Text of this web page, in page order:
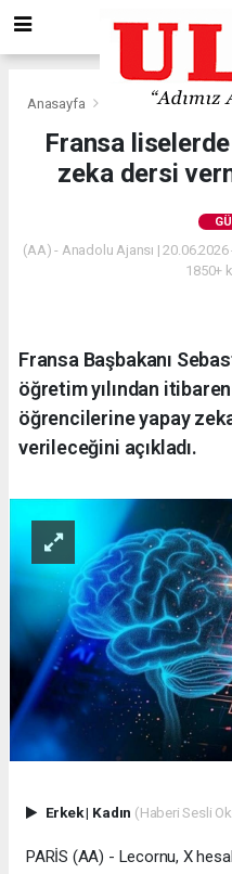
Anasayfa Gündem
Fransa
zeka dersi
(AA) - Anadolu Ajansı |
1850+
Fransa Başbakanı
öğretim yılından
öğrencilerine yapay
verileceğini açıkladı.
Erkek| Kadın (Haberi Sesli
PARİS (AA) - Lecornu, X